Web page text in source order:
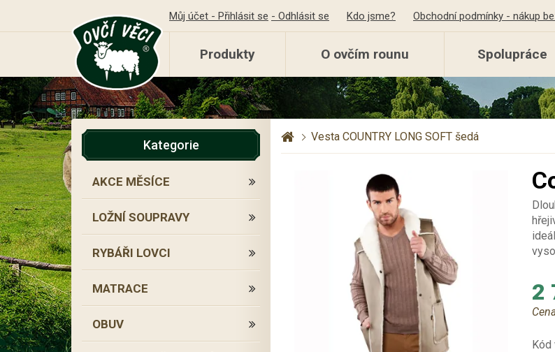
Můj účet - Přihlásit se - Odhlásit se Kdo jsme? Obchodní podmínky - nákup
Produkty O ovčím rounu Spolupráce
Kategorie
AKCE MĚSÍCE
LOŽNÍ SOUPRAVY
RYBÁŘI LOVCI
MATRACE
OBUV
Vesta COUNTRY LONG SOFT šedá
2
Kód